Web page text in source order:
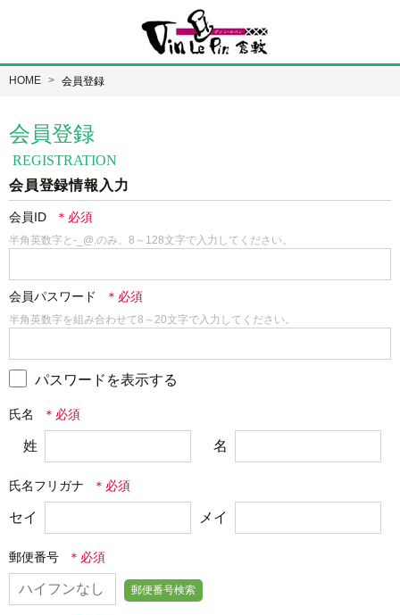
HOME 会員登録
REGISTRATION
会員登録
会員登録情報入力
会員ID
半角英数字と-_@.のみ、8～128文字で入力してください。
会員パスワード
半角英数字を組み合わせて8～20文字で入力してください。
パスワードを表示する
氏名
姓 名
氏名フリガナ
セイ メイ
郵便番号
郵便番号検索